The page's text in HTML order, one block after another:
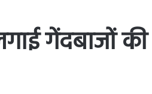
गेंदबाजों की